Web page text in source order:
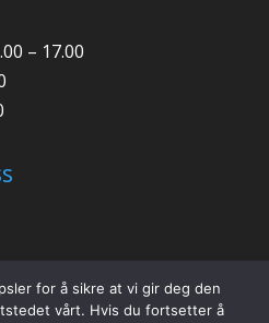
– 17.00
for å sikre at vi gir deg den
vårt. Hvis du fortsetter å